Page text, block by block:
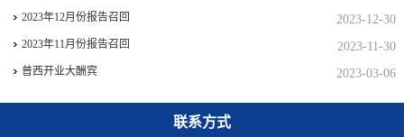
2023-12-30
2023年12月份报告召回
2023-11-30
2023年11月份报告召回
2023-03-06
普西开业大酬宾
联系方式